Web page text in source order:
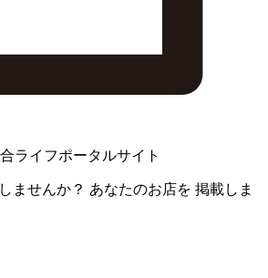
ライフポータルサイト
ませんか？ あなたのお店を 掲載しま